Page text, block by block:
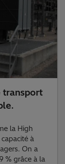
transport
la High
à
On a
% grâce à la